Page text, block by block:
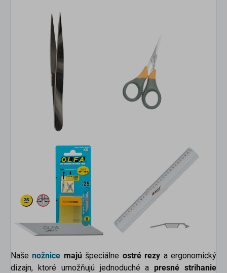
Našenožnice majú špeciálne ostré rezy a ergonomický
dizajn, ktoré umožňujú jednoduché a presné strihanie